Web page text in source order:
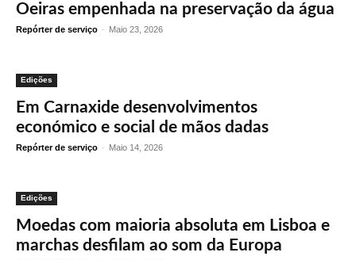
Oeiras empenhada na preservação da água
Repórter de serviço - Maio 23, 2026
Edições
Em Carnaxide desenvolvimentos
económico e social de mãos dadas
Repórter de serviço - Maio 14, 2026
Edições
Moedas com maioria absoluta em Lisboa e
marchas desfilam ao som da Europa